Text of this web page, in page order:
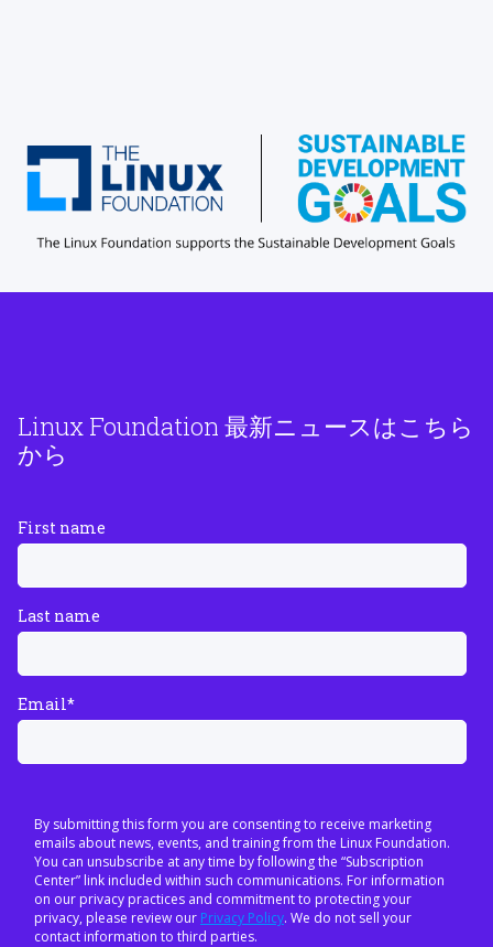
Linux Foundation 最新ニュースはこちら
から
First name
Last name
Email*
By submitting this form you are consenting to receive marketing
emails about news, events, and training from the Linux Foundation.
You can unsubscribe at any time by following the “Subscription
Center” link included within such communications. For information
on our privacy practices and commitment to protecting your
privacy, please review our Privacy Policy. We do not sell your
contact information to third parties.